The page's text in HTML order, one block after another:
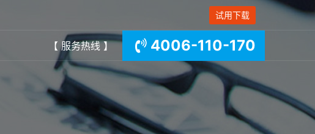
试用下载
【 服务热线 】 4006-110-170